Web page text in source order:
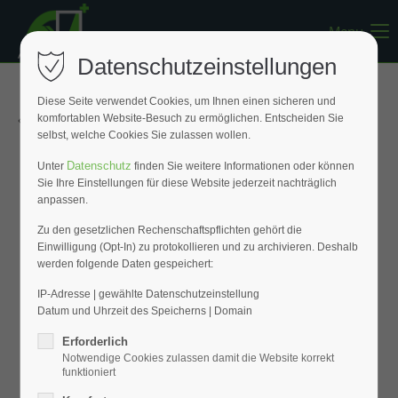
Register
Support
Lorem ipsum dolor sit amet:
24h/ 365days
Mon - Fri 8:00am - 5:00pm(GMT +1)
Get in touch
Cybersteel Inc.
Menu
« Zurück zur Übersicht
Datenschutzeinstellungen
Diese Seite verwendet Cookies, um Ihnen einen sicheren und
komfortablen Website-Besuch zu ermöglichen. Entscheiden Sie
selbst, welche Cookies Sie zulassen wollen.
Unter Datenschutz finden Sie weitere Informationen oder können
Sie Ihre Einstellungen für diese Website jederzeit nachträglich
anpassen.
Zu den gesetzlichen Rechenschaftspflichten gehört die
Einwilligung (Opt-In) zu protokollieren und zu archivieren. Deshalb
werden folgende Daten gespeichert:
IP-Adresse | gewählte Datenschutzeinstellung
Datum und Uhrzeit des Speicherns | Domain
Erforderlich
Notwendige Cookies zulassen damit die Website korrekt
funktioniert